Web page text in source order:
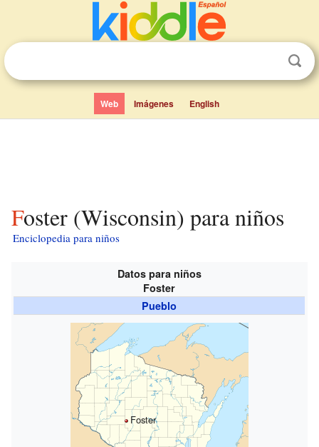
Web Imágenes English
Foster (Wisconsin) para niños
Enciclopedia para niños
Datos para niños
Foster
Pueblo
Foster